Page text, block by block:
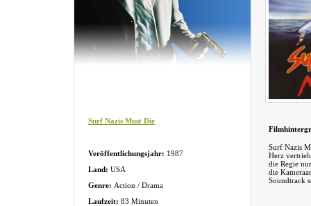
Surf Nazis
Herz
die Regie
die
Soundtrack
Surf Nazis Must Die
Veröffentlichungsjahr: 1987
Land: USA
Genre: Action / Drama
Laufzeit: 83 Minuten